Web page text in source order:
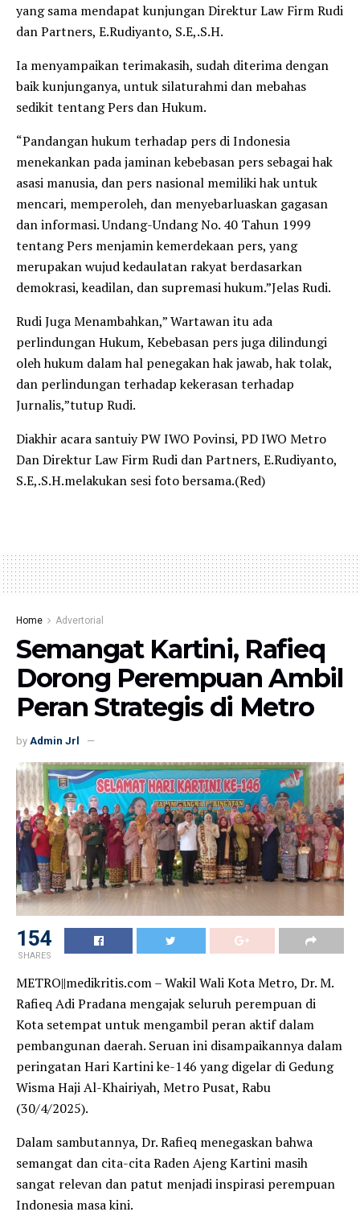
yang sama mendapat kunjungan Direktur Law Firm Rudi
dan Partners, E.Rudiyanto, S.E,.S.H.
Ia menyampaikan terimakasih, sudah diterima dengan
baik kunjunganya, untuk silaturahmi dan mebahas
sedikit tentang Pers dan Hukum.
“Pandangan hukum terhadap pers di Indonesia
menekankan pada jaminan kebebasan pers sebagai hak
asasi manusia, dan pers nasional memiliki hak untuk
mencari, memperoleh, dan menyebarluaskan gagasan
dan informasi. Undang-Undang No. 40 Tahun 1999
tentang Pers menjamin kemerdekaan pers, yang
merupakan wujud kedaulatan rakyat berdasarkan
demokrasi, keadilan, dan supremasi hukum.”Jelas Rudi.
Rudi Juga Menambahkan,” Wartawan itu ada
perlindungan Hukum, Kebebasan pers juga dilindungi
oleh hukum dalam hal penegakan hak jawab, hak tolak,
dan perlindungan terhadap kekerasan terhadap
Jurnalis,”tutup Rudi.
Diakhir acara santuiy PW IWO Povinsi, PD IWO Metro
Dan Direktur Law Firm Rudi dan Partners, E.Rudiyanto,
S.E,.S.H.melakukan sesi foto bersama.(Red)
Home Advertorial
Semangat Kartini, Rafieq
Dorong Perempuan Ambil
Peran Strategis di Metro
by Admin Jrl
154
SHARES
METRO||medikritis.com – Wakil Wali Kota Metro, Dr. M.
Rafieq Adi Pradana mengajak seluruh perempuan di
Kota setempat untuk mengambil peran aktif dalam
pembangunan daerah. Seruan ini disampaikannya dalam
peringatan Hari Kartini ke-146 yang digelar di Gedung
Wisma Haji Al-Khairiyah, Metro Pusat, Rabu
(30/4/2025).
Dalam sambutannya, Dr. Rafieq menegaskan bahwa
semangat dan cita-cita Raden Ajeng Kartini masih
sangat relevan dan patut menjadi inspirasi perempuan
Indonesia masa kini.